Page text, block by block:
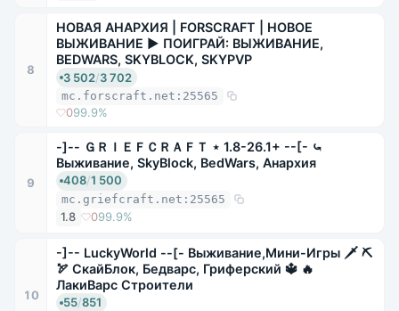
8
НОВАЯ АНАРХИЯ | FORSCRAFT | НОВОЕ
ВЫЖИВАНИЕ ▶ ПОИГРАЙ: ВЫЖИВАНИЕ,
BEDWARS, SKYBLOCK, SKYPVP
3 502/3 702
mc.forscraft.net:25565
099.9%
9
-]-- ＧＲＩＥＦＣＲＡＦＴ ⋆ 1.8-26.1+ --[- ⤿
Выживание, SkyBlock, BedWars, Анархия
408/1 500
mc.griefcraft.net:25565
1.8 099.9%
10
-]-- LuckyWorld --[- Выживание,Мини-Игры 🗡 ⛏
🏹 СкайБлок, Бедварс, Гриферский 🔱 🔥
ЛакиВарс Строители
55/851